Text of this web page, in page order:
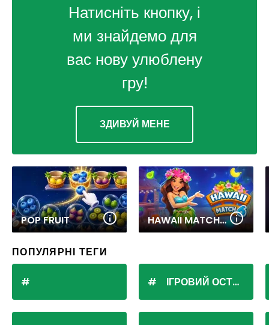
Натисніть кнопку, і
ми знайдемо для
вас нову улюблену
гру!
ЗДИВУЙ МЕНЕ
POP FRUIT HAWAII MATCH 6
ПОПУЛЯРНІ ТЕГИ
ІГРОВИЙ ОСТРІВ